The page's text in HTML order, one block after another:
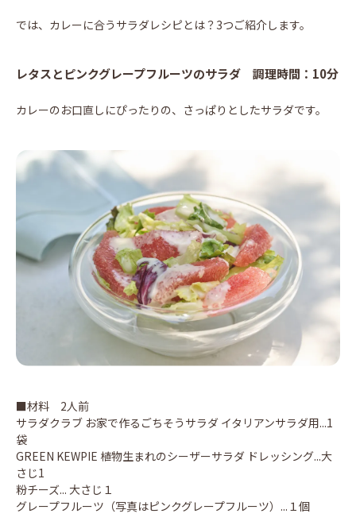
では、カレーに合うサラダレシピとは？3つご紹介します。
レタスとピンクグレープフルーツのサラダ 調理時間：10分
カレーのお口直しにぴったりの、さっぱりとしたサラダです。
■材料 2人前
サラダクラブ お家で作るごちそうサラダ イタリアンサラダ用...1
袋
GREEN KEWPIE 植物生まれのシーザーサラダ ドレッシング...大
さじ1
粉チーズ... 大さじ１
グレープフルーツ（写真はピンクグレープフルーツ）...１個